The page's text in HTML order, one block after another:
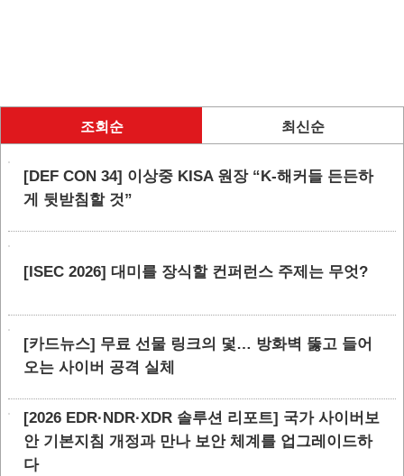
조회순 최신순
[DEF CON 34] 이상중 KISA 원장 “K-해커들 든든하
게 뒷받침할 것”
[ISEC 2026] 대미를 장식할 컨퍼런스 주제는 무엇?
[카드뉴스] 무료 선물 링크의 덫… 방화벽 뚫고 들어
오는 사이버 공격 실체
[2026 EDR·NDR·XDR 솔루션 리포트] 국가 사이버보
안 기본지침 개정과 만나 보안 체계를 업그레이드하
다